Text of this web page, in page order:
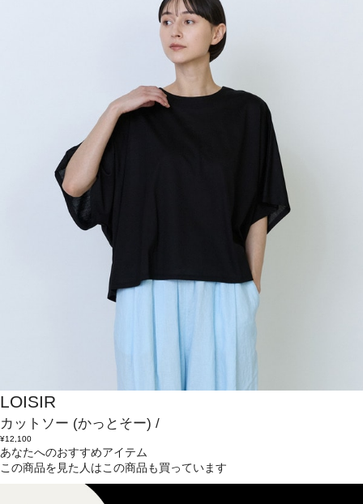
LOISIR
カットソー (かっとそー) /
¥12,100
あなたへのおすすめアイテム
この商品を見た人はこの商品も買っています